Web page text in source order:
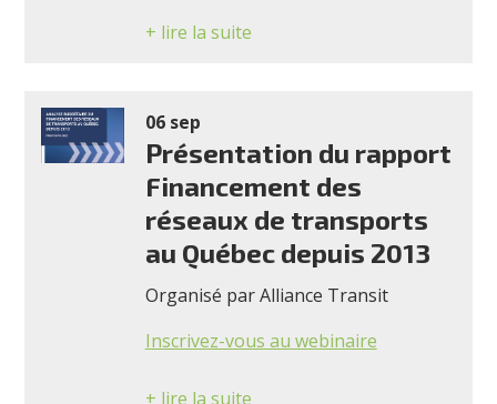
+ lire la suite
06 sep
Présentation du rapport
Financement des
réseaux de transports
au Québec depuis 2013
Organisé par Alliance Transit
Inscrivez-vous au webinaire
+ lire la suite